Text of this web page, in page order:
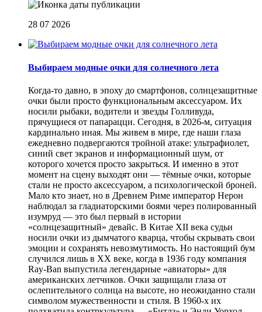
28 07 2026
Выбираем модные очки для солнечного лета
Когда-то давно, в эпоху до смартфонов, солнцезащитные
очки были просто функциональным аксессуаром. Их
носили рыбаки, водители и звезды Голливуда,
прячущиеся от папарацци. Сегодня, в 2026-м, ситуация
кардинально иная. Мы живем в мире, где наши глаза
ежедневно подвергаются тройной атаке: ультрафиолет,
синий свет экранов и информационный шум, от
которого хочется просто закрыться. И именно в этот
момент на сцену выходят они — тёмные очки, которые
стали не просто аксессуаром, а психологической броней.
Мало кто знает, но в Древнем Риме император Нерон
наблюдал за гладиаторскими боями через полированный
изумруд — это был первый в истории
«солнцезащитный» девайс. В Китае XII века судьи
носили очки из дымчатого кварца, чтобы скрывать свои
эмоции и сохранять невозмутимость. Но настоящий бум
случился лишь в XX веке, когда в 1936 году компания
Ray-Ban выпустила легендарные «авиаторы» для
американских летчиков. Очки защищали глаза от
ослепительного солнца на высоте, но неожиданно стали
символом мужественности и стиля. В 1960-х их